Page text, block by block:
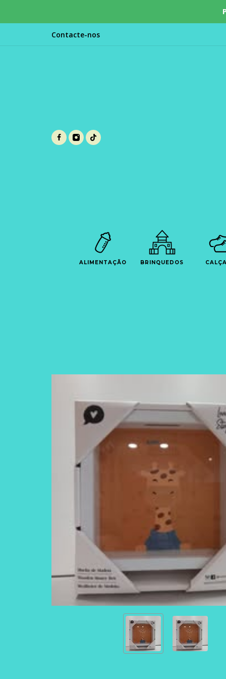
Contacte-nos
ALIMENTAÇÃO BRINQUEDOS